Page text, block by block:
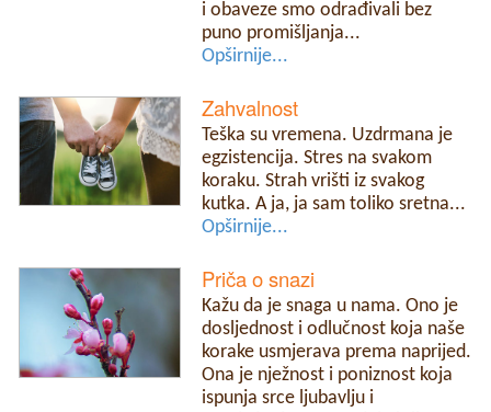
i obaveze smo odrađivali bez
puno promišljanja...
Opširnije...
Zahvalnost
Teška su vremena. Uzdrmana je
egzistencija. Stres na svakom
koraku. Strah vrišti iz svakog
kutka. A ja, ja sam toliko sretna...
Opširnije...
Priča o snazi
Kažu da je snaga u nama. Ono je
dosljednost i odlučnost koja naše
korake usmjerava prema naprijed.
Ona je nježnost i poniznost koja
ispunja srce ljubavlju i